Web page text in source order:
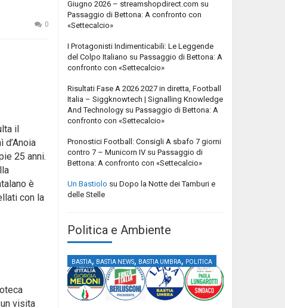
0
il
25 anni.
è
con la
visita
Giugno 2026 – streamshopdirect.com su
Passaggio di Bettona: A confronto con
«Settecalcio»
I Protagonisti Indimenticabili: Le Leggende
del Colpo Italiano su Passaggio di Bettona: A
confronto con «Settecalcio»
Risultati Fase A 2026 2027 in diretta, Football
Italia – Siggknowtech | Signalling Knowledge
And Technology su Passaggio di Bettona: A
confronto con «Settecalcio»
Pronostici Football: Consigli A sbafo 7 giorni
contro 7 – Municorn IV su Passaggio di
Bettona: A confronto con «Settecalcio»
Un Bastiolo su Dopo la Notte dei Tamburi e
delle Stelle
Politica e Ambiente
BASTIA, BASTIA NEWS, BASTIA UMBRA, POLITICA